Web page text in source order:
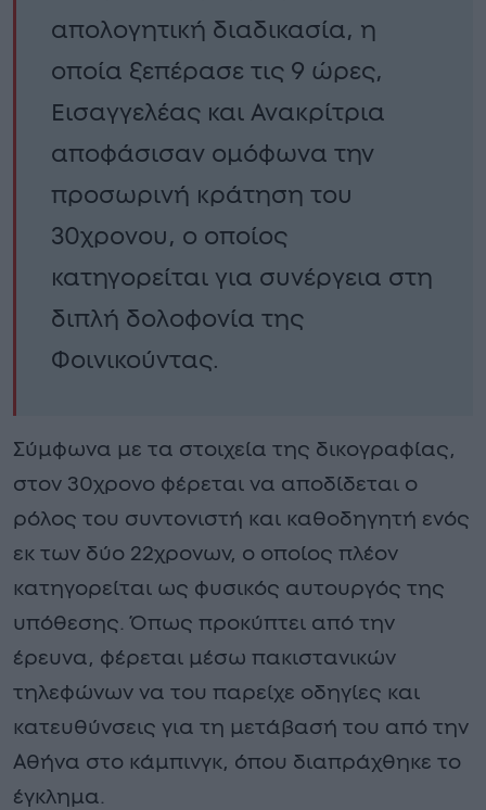
απολογητική διαδικασία, η
οποία ξεπέρασε τις 9 ώρες,
Εισαγγελέας και Ανακρίτρια
αποφάσισαν ομόφωνα την
προσωρινή κράτηση του
30χρονου, ο οποίος
κατηγορείται για συνέργεια στη
διπλή δολοφονία της
Φοινικούντας.
Σύμφωνα με τα στοιχεία της δικογραφίας,
στον 30χρονο φέρεται να αποδίδεται ο
ρόλος του συντονιστή και καθοδηγητή ενός
εκ των δύο 22χρονων, ο οποίος πλέον
κατηγορείται ως φυσικός αυτουργός της
υπόθεσης. Όπως προκύπτει από την
έρευνα, φέρεται μέσω πακιστανικών
τηλεφώνων να του παρείχε οδηγίες και
κατευθύνσεις για τη μετάβασή του από την
Αθήνα στο κάμπινγκ, όπου διαπράχθηκε το
έγκλημα.